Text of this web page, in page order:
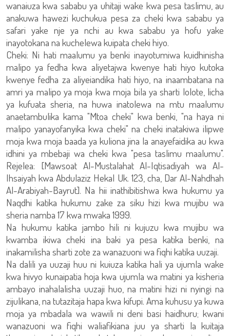
wanaiuza kwa sababu ya uhitaji wake kwa pesa taslimu, au
anakuwa hawezi kuchukua pesa za cheki kwa sababu ya
safari yake nje ya nchi au kwa sababu ya hofu yake
inayotokana na kuchelewa kuipata cheki hiyo.
Cheki: Ni hati maalumu ya benki inayotumiwa kuidhinisha
malipo ya fedha kwa aliyetajwa kwenye hati hiyo kutoka
kwenye fedha za aliyeiandika hati hiyo, na inaambatana na
amri ya malipo ya moja kwa moja bila ya sharti lolote, licha
ya kufuata sheria, na huwa inatolewa na mtu maalumu
anaetambulika kama "Mtoa cheki" kwa benki, "na haya ni
malipo yanayofanyika kwa cheki" na cheki inatakiwa ilipwe
moja kwa moja baada ya kuliona jina la anayefaidika au kwa
idhini ya mbebaji wa cheki kwa "pesa taslimu maalumu".
Rejelea: [Mawsoat Al-Mustalahat Al-Iqtisadiyah wa Al-
Ihsaiyah kwa Abdulaziz Hekal Uk. 123, cha, Dar Al-Nahdhah
Al-Arabiyah-Bayrut]. Na hii inathibitishwa kwa hukumu ya
Naqdhi katika hukumu zake za siku hizi kwa mujibu wa
sheria namba 17 kwa mwaka 1999.
Na hukumu katika jambo hili ni kujuzu kwa mujibu wa
kwamba ikiwa cheki ina baki ya pesa katika benki, na
inakamilisha sharti zote za wanazuoni wa fiqhi katika uuzaji.
Na dalili ya uuzaji huu ni kuiuza katika hali ya ujumla wake
kwa hivyo kunaipatia hoja kwa ujumla wa matini ya kisheria
ambayo inahalalisha uuzaji huo, na matini hizi ni nyingi na
zijulikana, na tutazitaja hapa kwa kifupi. Ama kuhusu ya kuwa
moja ya mbadala wa wawili ni deni basi haidhuru; kwani
wanazuoni wa fiqhi waliafikiana juu ya sharti la kuitaja